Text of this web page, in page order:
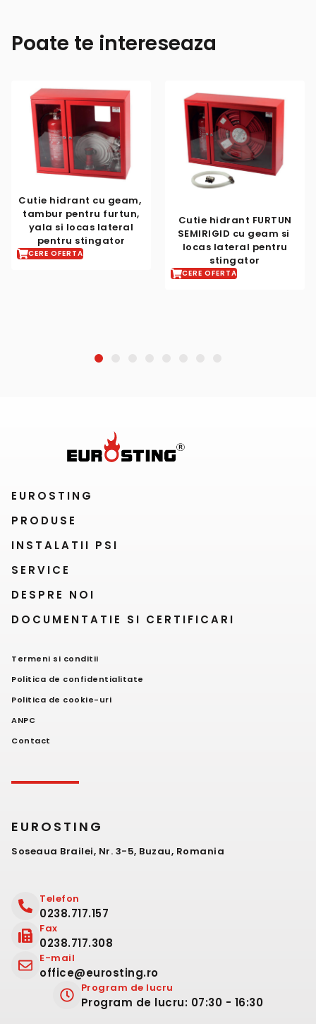
Poate te intereseaza
cu geam,
furtun,
​lateral
Cutie hidrant ​FURTUN
SEMIRIGID cu geam si ​
locas lateral ​pentru
Cutie
3
EUROSTING
PRODUSE
INSTALATII PSI
SERVICE
DESPRE NOI
DOCUMENTATIE SI CERTIFICARI
Termeni si conditii
Politica de confidentialitate
Politica de cookie-uri
ANPC
Contact
EUROSTING
Soseaua Brailei, Nr. 3-5, Buzau, Romania
Telefon
0238.717.157
Fax
0238.717.308
E-mail
office@eurosting.ro
Program de lucru
Program de lucru: 07:30 - 16:30